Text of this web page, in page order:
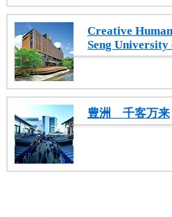
Creative
Seng University
豊洲 千客万来